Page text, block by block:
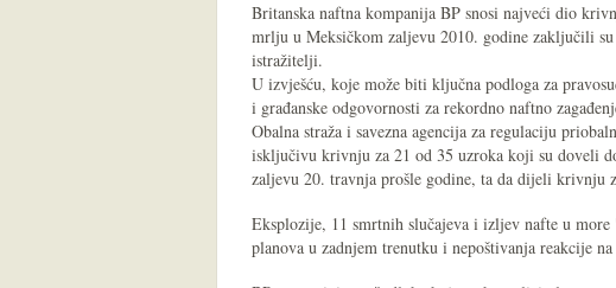
Britanska naftna kompanija BP snosi najveći dio
mrlju u Meksičkom zaljevu 2010. godine zaključili
istražitelji.
U izvješću, koje može biti ključna podloga za
i građanske odgovornosti za rekordno naftno
Obalna straža i savezna agencija za regulaciju
isključivu krivnju za 21 od 35 uzroka koji su doveli
zaljevu 20. travnja prošle godine, ta da dijeli krivnju
Eksplozije, 11 smrtnih slučajeva i izljev nafte u
planova u zadnjem trenutku i nepoštivanja reakcije